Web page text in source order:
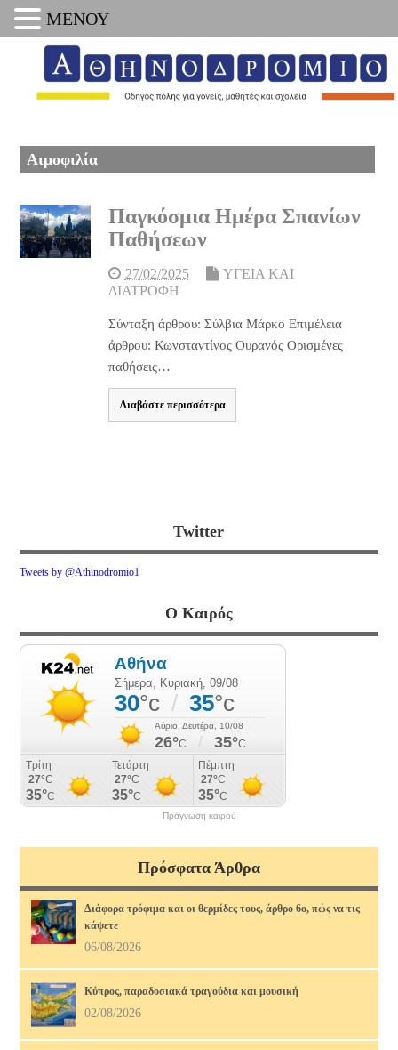
Αιμοφιλία
Παγκόσμια Ημέρα Σπανίων
Παθήσεων
27/02/2025
ΥΓΕΙΑ ΚΑΙ
ΔΙΑΤΡΟΦΗ
Σύνταξη άρθρου: Σύλβια Mάρκο Επιμέλεια
άρθρου: Κωνσταντίνος Ουρανός Ορισμένες
παθήσεις…
Διαβάστε περισσότερα
Twitter
Tweets by @Athinodromio1
Ο Καιρός
Πρόγνωση καιρού
Πρόσφατα Άρθρα
Διάφορα τρόφιμα και οι θερμίδες τους, άρθρο 6ο, πώς να τις
κάψετε
06/08/2026
Κύπρος, παραδοσιακά τραγούδια και μουσική
02/08/2026
ΜΕΝΟΥ